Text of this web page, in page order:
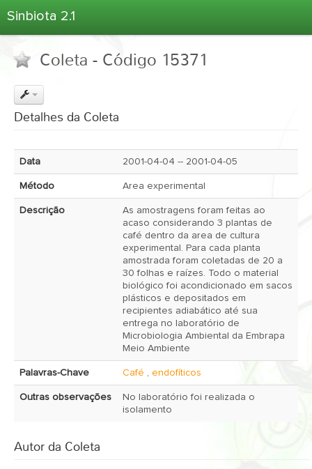
Sinbiota 2.1
Informações Ambientais
Coletas
Atlas 2.1
Estatísticas
Coleta - Código 15371
Detalhes da Coleta
Data 2001-04-04 -- 2001-04-05
Método Area experimental
Descrição
As amostragens foram feitas ao
acaso considerando 3 plantas de
café dentro da area de cultura
experimental. Para cada planta
amostrada foram coletadas de 20 a
30 folhas e raízes. Todo o material
biológico foi acondicionado em sacos
plásticos e depositados em
recipientes adiabático até sua
entrega no laboratório de
Microbiologia Ambiental da Embrapa
Meio Ambiente
Palavras-Chave Café , endofíticos
Outras observações
No laboratório foi realizada o
isolamento
Autor da Coleta